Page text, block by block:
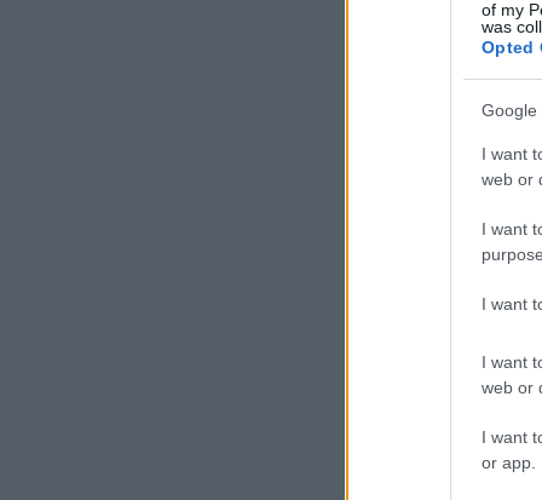
of my
was
Opted
Google
I want
web or
I want
I want
I want
web or
I want
or app.